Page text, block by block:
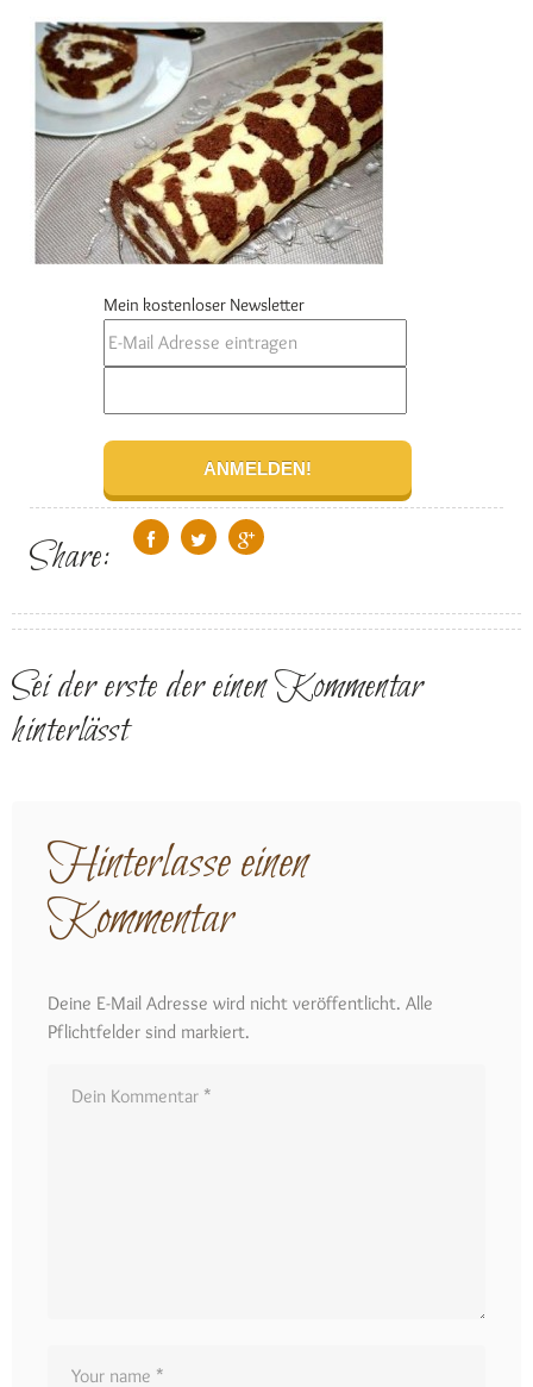
Mein kostenloser Newsletter
Share:
Sei der erste der einen Kommentar
hinterlässt
Hinterlasse einen
Kommentar
Deine E-Mail Adresse wird nicht veröffentlicht. Alle
Pflichtfelder sind markiert.